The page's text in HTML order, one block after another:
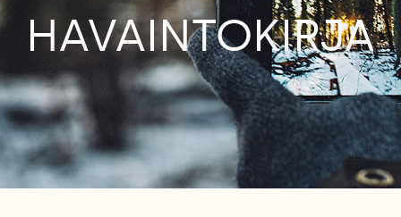
HAVAINTOKIRJA